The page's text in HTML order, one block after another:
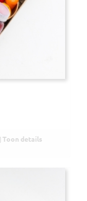
Toon details